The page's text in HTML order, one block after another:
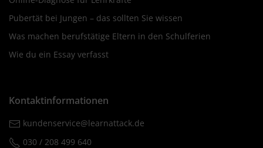
Pubertät bei Jungen – das sollten Sie wissen
Was machen berufstätige Eltern in den Schulferien
Wie du ein Essay verfasst
Kontaktinformationen
kundenservice@learnattack.de
030 / 208 499 640